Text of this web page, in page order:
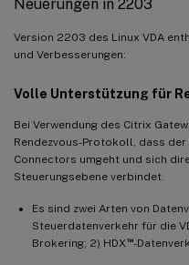
Neuerungen in 2203
Version 2203 des Linux VDA
und Verbesserungen:
Volle Unterstützung für
Bei Verwendung des Citrix
Rendezvous-Protokoll, dass
Connectors umgeht und sich
Steuerungsebene verbindet.
Es sind zwei Arten von
Steuerdatenverkehr für die
Brokering; 2) HDX ™-